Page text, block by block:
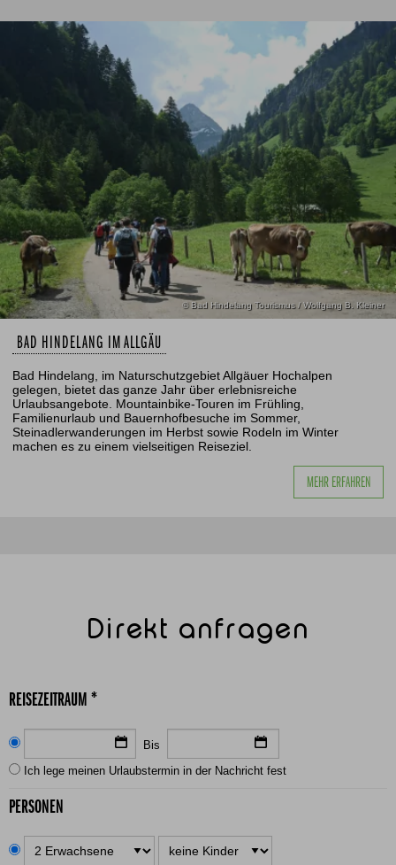
© Bad Hindelang Tourismus / Wolfgang B. Kleiner
BAD HINDELANG IM ALLGÄU
Bad Hindelang, im Naturschutzgebiet Allgäuer Hochalpen
gelegen, bietet das ganze Jahr über erlebnisreiche
Urlaubsangebote. Mountainbike-Touren im Frühling,
Familienurlaub und Bauernhofbesuche im Sommer,
Steinadlerwanderungen im Herbst sowie Rodeln im Winter
machen es zu einem vielseitigen Reiseziel.
MEHR ERFAHREN
Direkt anfragen
REISEZEITRAUM *
Bis
Ich lege meinen Urlaubstermin in der Nachricht fest
PERSONEN